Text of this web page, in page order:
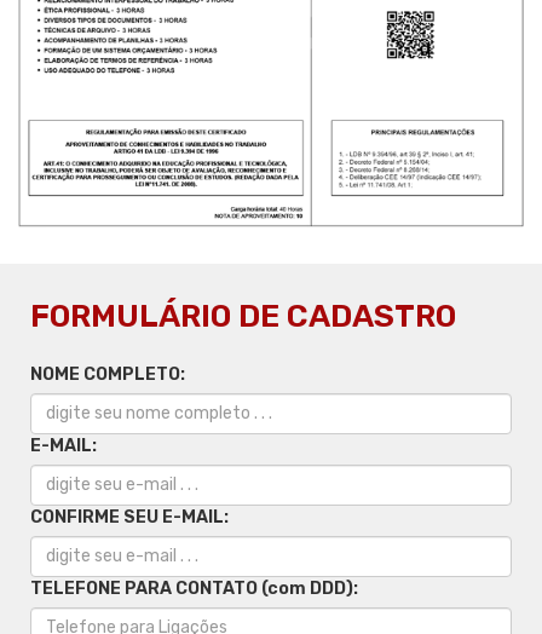
FORMULÁRIO DE CADASTRO
NOME COMPLETO:
E-MAIL:
CONFIRME SEU E-MAIL:
TELEFONE PARA CONTATO (com DDD):